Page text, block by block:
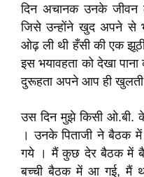
दिन अचानक उनके
जिसे उन्होंने खुद अपने से
ओढ़ ली थी हँसी की एक
इस भयावहता को देखा
दुरूहता अपने आप ही खुलती
उस दिन मुझे किसी ओ.बी.
। उनके पिताजी ने बैठक
गये । मैं कुछ देर बैठक में
बच्ची बैठक में आ गई, मैं